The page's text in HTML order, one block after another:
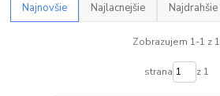
Najnovšie Najlacnejšie Najdrahšie
Zobrazujem 1-1 z 1
strana z 1